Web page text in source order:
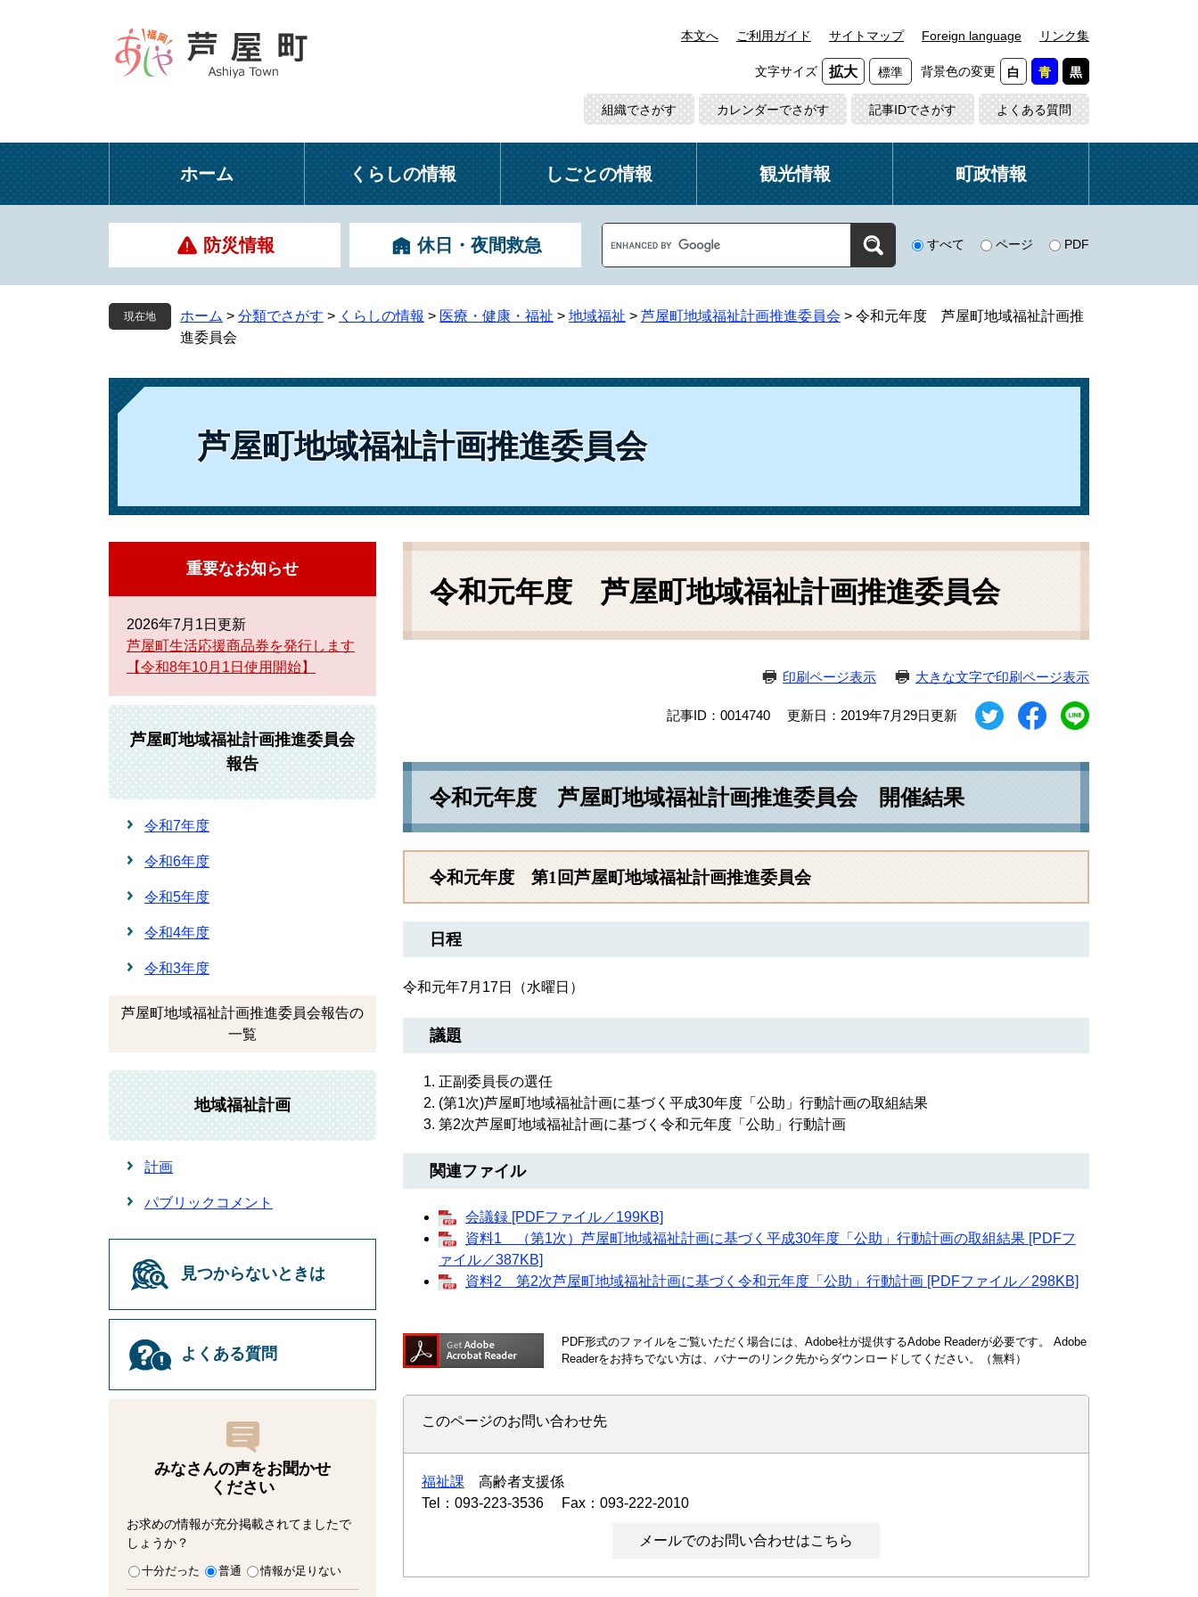
本
本文へ ご利用ガイド サイトマップ Foreign language リンク集
文字サイズ 拡大 標準 背景色の変更 白 青 黒
組織でさがす カレンダーでさがす 記事IDでさがす よくある質問
ホーム くらしの情報 しごとの情報 観光情報 町政情報
防災情報 休日・夜間救急
o
g
l
e
タ
索
すべて ページ PDF
現在地 ホーム > 分類でさがす > くらしの情報 > 医療・健康・福祉 > 地域福祉 > 芦屋町地域福祉計画推進委員会 > 令和元年度 芦屋町地域福祉計画推
進委員会
芦屋町地域福祉計画推進委員会
本
令和元年度 芦屋町地域福祉計画推進委員会
印刷ページ表示 大きな文字で印刷ページ表示
記事ID：0014740 更新日：2019年7月29日更新
令和元年度 芦屋町地域福祉計画推進委員会 開催結果
令和元年度 第1回芦屋町地域福祉計画推進委員会
日程
令和元年7月17日（水曜日）
議題
正副委員長の選任
(第1次)芦屋町地域福祉計画に基づく平成30年度「公助」行動計画の取組結果
第2次芦屋町地域福祉計画に基づく令和元年度「公助」行動計画
関連ファイル
会議録 [PDFファイル／199KB]
資料1 （第1次）芦屋町地域福祉計画に基づく平成30年度「公助」行動計画の取組結果 [PDFフ
ァイル／387KB]
資料2 第2次芦屋町地域福祉計画に基づく令和元年度「公助」行動計画 [PDFファイル／298KB]
PDF形式のファイルをご覧いただく場合には、Adobe社が提供するAdobe Readerが必要です。
Adobe
Readerをお持ちでない方は、バナーのリンク先からダウンロードしてください。（無料）
このページのお問い合わせ先
福祉課
高齢者支援係
Tel：093-223-3536
Fax：093-222-2010
メールでのお問い合わせはこちら
重要なお知らせ
2026年7月1日更新
芦屋町生活応援商品券を発行します
【令和8年10月1日使用開始】
芦屋町地域福祉計画推進委員会
報告
令和7年度
令和6年度
令和5年度
令和4年度
令和3年度
芦屋町地域福祉計画推進委員会報告の
一覧
地域福祉計画
計画
パブリックコメント
見つからないときは
よくある質問
みなさんの声をお聞かせ
ください
お求めの情報が充分掲載されてましたで
しょうか？
十分だった 普通 情報が足りない